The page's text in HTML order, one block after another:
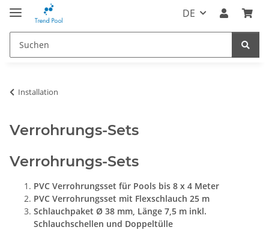
DE
Installation
Verrohrungs-Sets
Verrohrungs-Sets
PVC Verrohrungsset für Pools bis 8 x 4 Meter
PVC Verrohrungsset mit Flexschlauch 25 m
Schlauchpaket Ø 38 mm, Länge 7,5 m inkl.
Schlauchschellen und Doppeltülle